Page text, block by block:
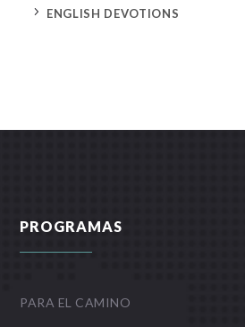
5 ENGLISH DEVOTIONS
PROGRAMAS
PARA EL CAMINO